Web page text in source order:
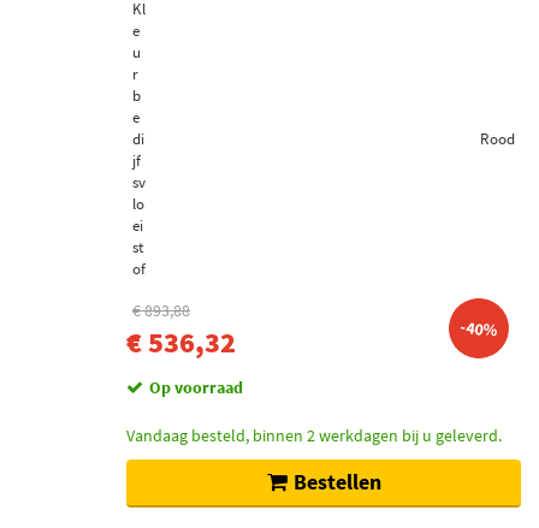
Kl
e
u
r
b
e
di
jf
sv
lo
ei
st
of
Rood
€ 893,88
€ 536,32 -40%
Op voorraad
Vandaag besteld, binnen 2 werkdagen bij u geleverd.
Bestellen